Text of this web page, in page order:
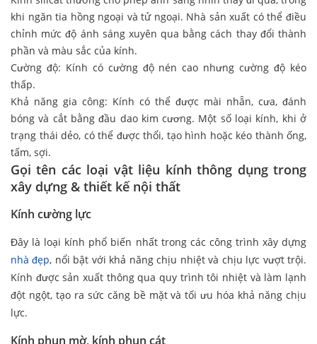
khi ngăn tia hồng ngoại và tử ngoại. Nhà sản xuất có thể điều
chỉnh mức độ ánh sáng xuyên qua bằng cách thay đổi thành
phần và màu sắc của kính.
Cường độ: Kính có cường độ nén cao nhưng cường độ kéo
thấp.
Khả năng gia công: Kính có thể được mài nhẵn, cưa, đánh
bóng và cắt bằng đầu dao kim cương. Một số loại kính, khi ở
trạng thái dẻo, có thể được thổi, tạo hình hoặc kéo thành ống,
tấm, sợi.
Gọi tên các loại vật liệu kính thông dụng trong
xây dựng & thiết kế nội thất
Kính cường lực
Đây là loại kính phổ biến nhất trong các công trình xây dựng
nhà đẹp, nổi bật với khả năng chịu nhiệt và chịu lực vượt trội.
Kính được sản xuất thông qua quy trình tôi nhiệt và làm lạnh
đột ngột, tạo ra sức căng bề mặt và tối ưu hóa khả năng chịu
lực.
Kính phun mờ, kính phun cát